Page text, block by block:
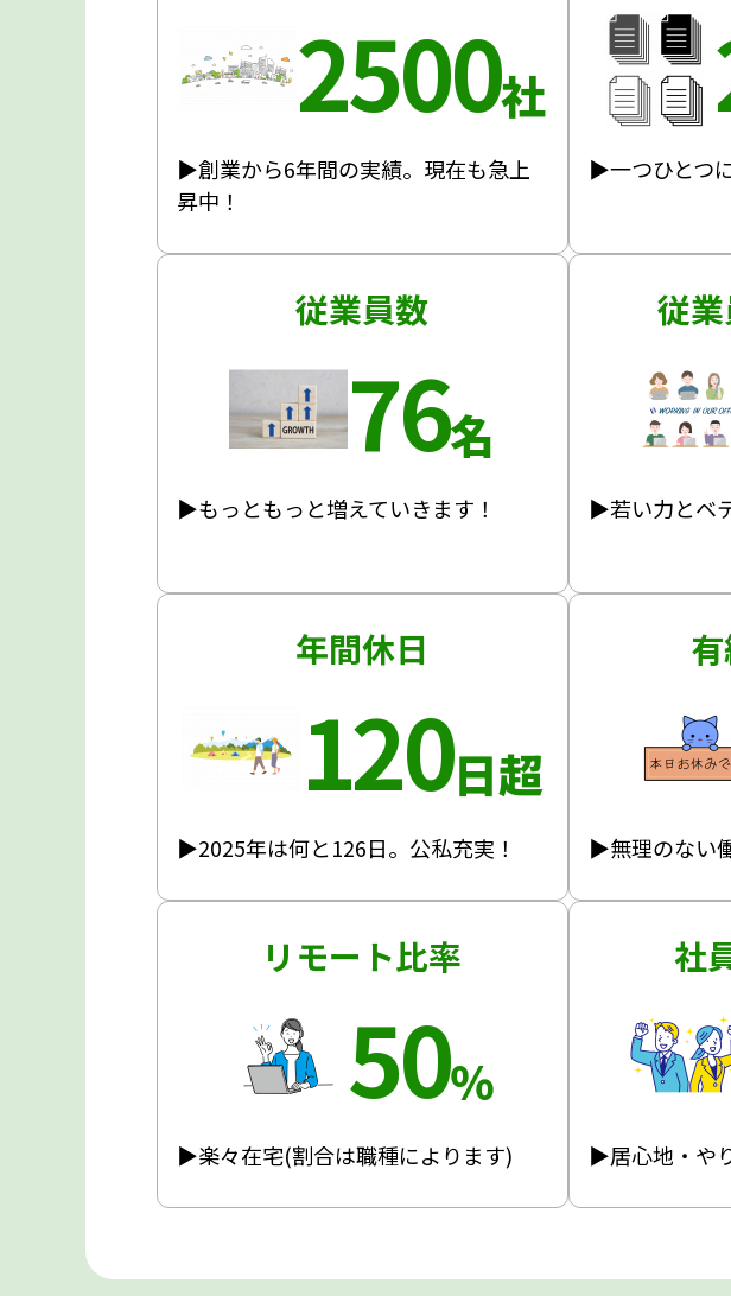
2500社
▶創業から6年間の実績。現在も急上
昇中！
▶一つひとつ
従業員数
76名
▶もっともっと増えていきます！
従
▶若い力とベ
年間休日
120日超
▶2025年は何と126日。公私充実！ ▶無理のない
リモート比率
50％
▶楽々在宅(割合は職種によります)
社
▶居心地・や